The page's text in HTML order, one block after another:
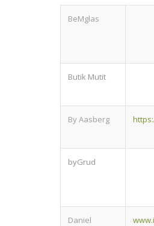
BeMglas
Butik Mutit
By Aasberg
byGrud
Daniel